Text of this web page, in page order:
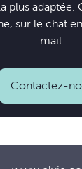
plus adaptée.
sur le chat
mail.
Contactez-